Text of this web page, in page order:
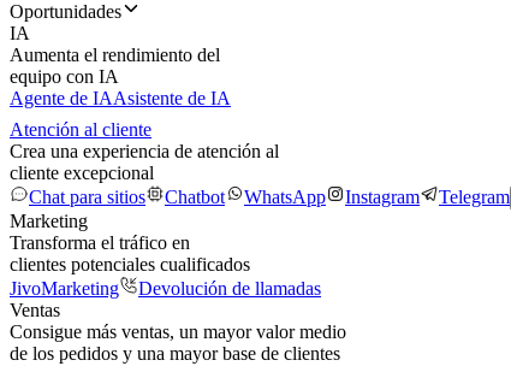
Oportunidades
IA
Aumenta el rendimiento del
equipo con IA
Agente de IAAsistente de IA
Atención al cliente
Crea una experiencia de atención al
cliente excepcional
Chat para sitios
Chatbot WhatsApp Instagram Telegram
Marketing
Transforma el tráfico en
clientes potenciales cualificados
JivoMarketing
Devolución de llamadas
Ventas
Consigue más ventas, un mayor valor medio
de los pedidos y una mayor base de clientes